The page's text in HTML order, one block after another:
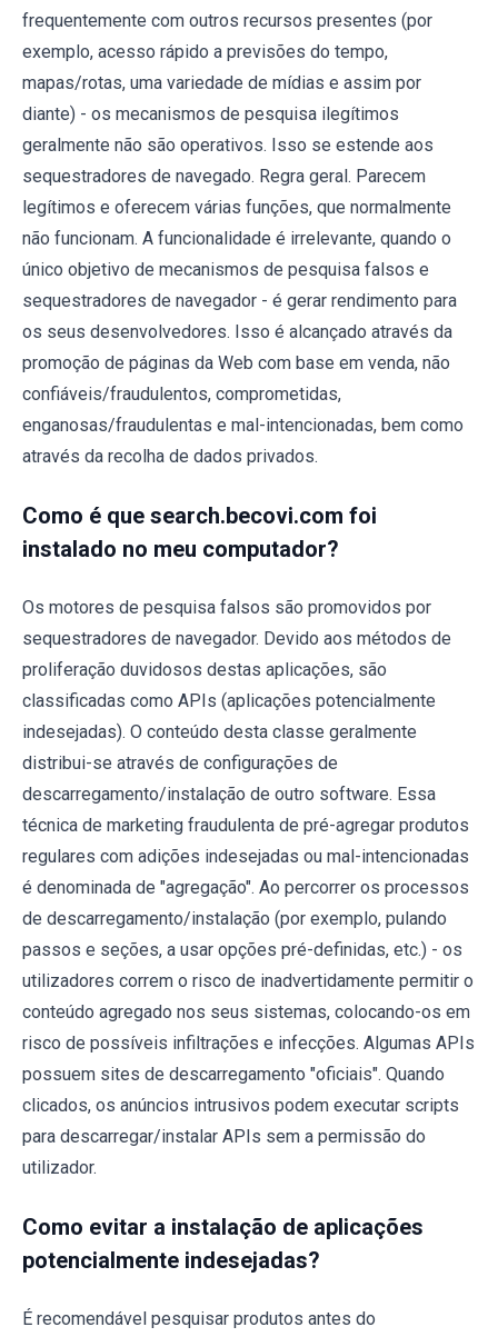
frequentemente com outros recursos presentes (por
exemplo, acesso rápido a previsões do tempo,
mapas/rotas, uma variedade de mídias e assim por
diante) - os mecanismos de pesquisa ilegítimos
geralmente não são operativos. Isso se estende aos
sequestradores de navegado. Regra geral. Parecem
legítimos e oferecem várias funções, que normalmente
não funcionam. A funcionalidade é irrelevante, quando o
único objetivo de mecanismos de pesquisa falsos e
sequestradores de navegador - é gerar rendimento para
os seus desenvolvedores. Isso é alcançado através da
promoção de páginas da Web com base em venda, não
confiáveis/fraudulentos, comprometidas,
enganosas/fraudulentas e mal-intencionadas, bem como
através da recolha de dados privados.
Como é que search.becovi.com foi
instalado no meu computador?
Os motores de pesquisa falsos são promovidos por
sequestradores de navegador. Devido aos métodos de
proliferação duvidosos destas aplicações, são
classificadas como APIs (aplicações potencialmente
indesejadas). O conteúdo desta classe geralmente
distribui-se através de configurações de
descarregamento/instalação de outro software. Essa
técnica de marketing fraudulenta de pré-agregar produtos
regulares com adições indesejadas ou mal-intencionadas
é denominada de "agregação". Ao percorrer os processos
de descarregamento/instalação (por exemplo, pulando
passos e seções, a usar opções pré-definidas, etc.) - os
utilizadores correm o risco de inadvertidamente permitir o
conteúdo agregado nos seus sistemas, colocando-os em
risco de possíveis infiltrações e infecções. Algumas APIs
possuem sites de descarregamento "oficiais". Quando
clicados, os anúncios intrusivos podem executar scripts
para descarregar/instalar APIs sem a permissão do
utilizador.
Como evitar a instalação de aplicações
potencialmente indesejadas?
É recomendável pesquisar produtos antes do